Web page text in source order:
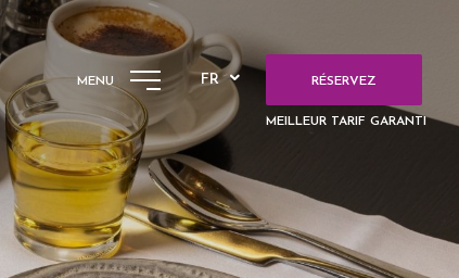
MENU FR RÉSERVEZ
MEILLEUR TARIF GARANTI